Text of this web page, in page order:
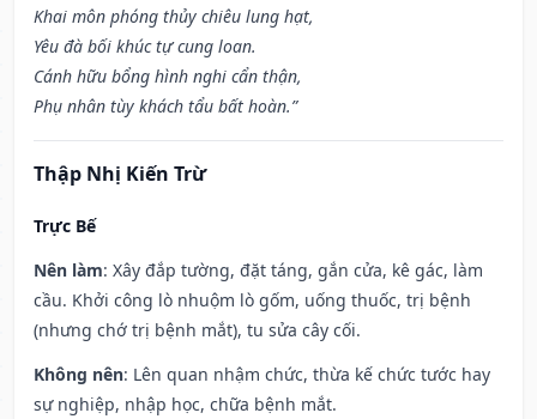
Khai môn phóng thủy chiêu lung hạt,
Yêu đà bối khúc tự cung loan.
Cánh hữu bổng hình nghi cẩn thận,
Phụ nhân tùy khách tẩu bất hoàn.”
Thập Nhị Kiến Trừ
Trực Bế
Nên làm: Xây đắp tường, đặt táng, gắn cửa, kê gác, làm
cầu. Khởi công lò nhuộm lò gốm, uống thuốc, trị bệnh
(nhưng chớ trị bệnh mắt), tu sửa cây cối.
Không nên: Lên quan nhậm chức, thừa kế chức tước hay
sự nghiệp, nhập học, chữa bệnh mắt.